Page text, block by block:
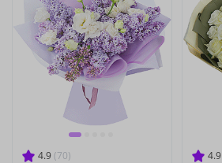
4.9 (70) 4.9